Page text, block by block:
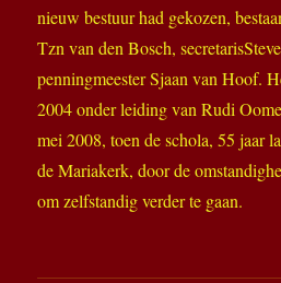
nieuw bestuur had gekozen,
Tzn van den Bosch,
penningmeester Sjaan van Hoof.
2004 onder leiding van Rudi
mei 2008, toen de schola, 55 jaar
de Mariakerk, door de
om zelfstandig verder te gaan.